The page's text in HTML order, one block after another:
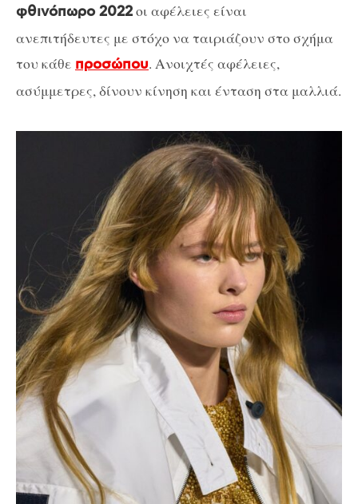
φθινόπωρο 2022οι αφέλειες είναι
ανεπιτήδευτες με στόχο να ταιριάζουν στο σχήμα
του κάθε προσώπου. Ανοιχτές αφέλειες,
ασύμμετρες, δίνουν κίνηση και ένταση στα μαλλιά.